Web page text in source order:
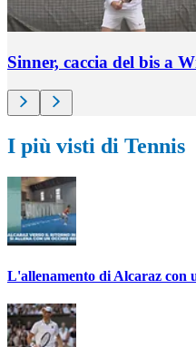
Sinner, caccia del bis a
I più visti di Tennis
L'allenamento di Alcaraz con